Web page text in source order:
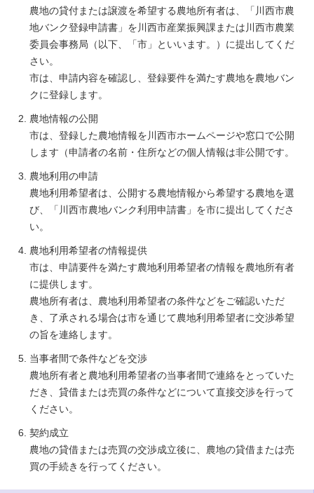
農地の貸付または譲渡を希望する農地所有者は、「川西市農
地バンク登録申請書」を川西市産業振興課または川西市農業
委員会事務局（以下、「市」といいます。）に提出してくだ
さい。
市は、申請内容を確認し、登録要件を満たす農地を農地バン
クに登録します。
農地情報の公開
市は、登録した農地情報を川西市ホームページや窓口で公開
します（申請者の名前・住所などの個人情報は非公開です。
農地利用の申請
農地利用希望者は、公開する農地情報から希望する農地を選
び、「川西市農地バンク利用申請書」を市に提出してくださ
い。
農地利用希望者の情報提供
市は、申請要件を満たす農地利用希望者の情報を農地所有者
に提供します。
農地所有者は、農地利用希望者の条件などをご確認いただ
き、了承される場合は市を通じて農地利用希望者に交渉希望
の旨を連絡します。
当事者間で条件などを交渉
農地所有者と農地利用希望者の当事者間で連絡をとっていた
だき、貸借または売買の条件などについて直接交渉を行って
ください。
契約成立
農地の貸借または売買の交渉成立後に、農地の貸借または売
買の手続きを行ってください。